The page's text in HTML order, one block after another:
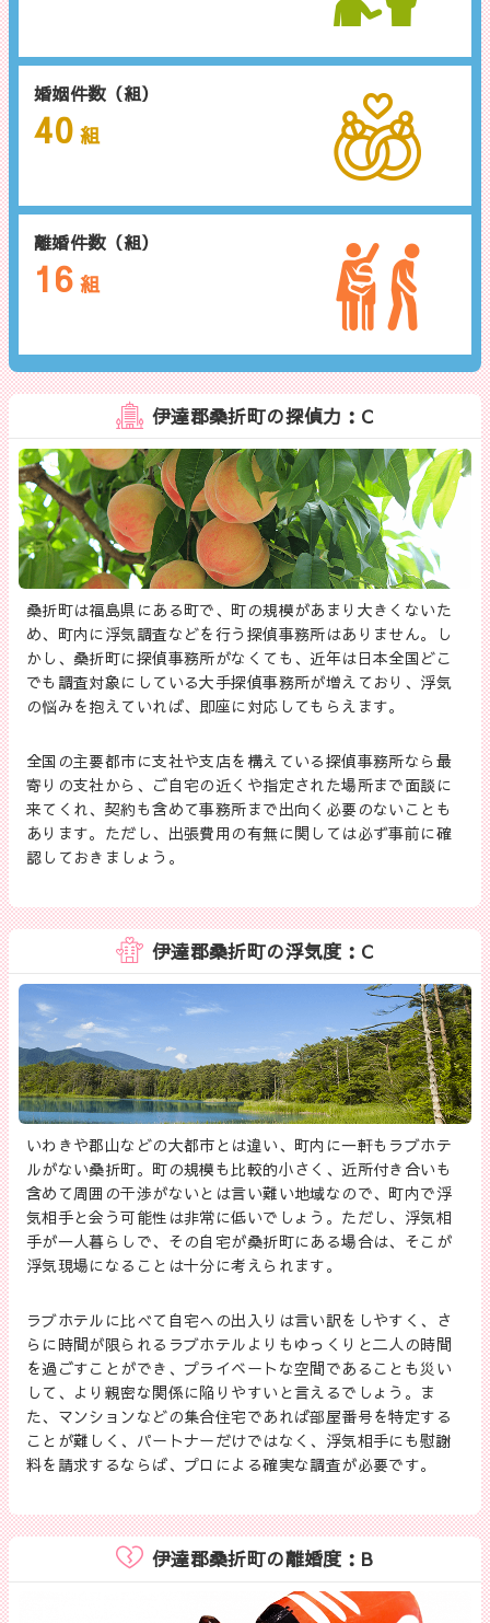
離婚件数（組）
16 組
婚姻件数（組）
40 組
伊達郡桑折町の探偵力：C
桑折町は福島県にある町で、町の規模があまり大きくないた
め、町内に浮気調査などを行う探偵事務所はありません。し
かし、桑折町に探偵事務所がなくても、近年は日本全国どこ
でも調査対象にしている大手探偵事務所が増えており、浮気
の悩みを抱えていれば、即座に対応してもらえます。
全国の主要都市に支社や支店を構えている探偵事務所なら最
寄りの支社から、ご自宅の近くや指定された場所まで面談に
来てくれ、契約も含めて事務所まで出向く必要のないことも
あります。ただし、出張費用の有無に関しては必ず事前に確
認しておきましょう。
伊達郡桑折町の浮気度：C
いわきや郡山などの大都市とは違い、町内に一軒もラブホテ
ルがない桑折町。町の規模も比較的小さく、近所付き合いも
含めて周囲の干渉がないとは言い難い地域なので、町内で浮
気相手と会う可能性は非常に低いでしょう。ただし、浮気相
手が一人暮らしで、その自宅が桑折町にある場合は、そこが
浮気現場になることは十分に考えられます。
ラブホテルに比べて自宅への出入りは言い訳をしやすく、さ
らに時間が限られるラブホテルよりもゆっくりと二人の時間
を過ごすことができ、プライベートな空間であることも災い
して、より親密な関係に陥りやすいと言えるでしょう。ま
た、マンションなどの集合住宅であれば部屋番号を特定する
ことが難しく、パートナーだけではなく、浮気相手にも慰謝
料を請求するならば、プロによる確実な調査が必要です。
伊達郡桑折町の離婚度：B